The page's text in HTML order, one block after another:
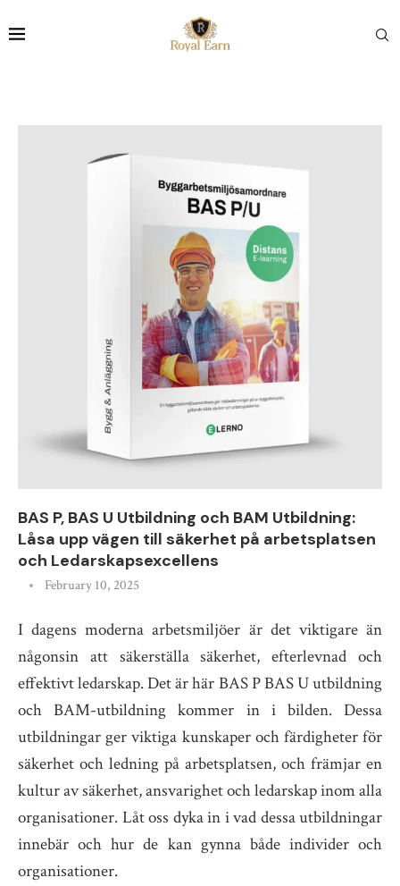
BAS P, BAS U Utbildning och BAM Utbildning:
Låsa upp vägen till säkerhet på arbetsplatsen
och Ledarskapsexcellens
February 10, 2025
I dagens moderna arbetsmiljöer är det viktigare än
någonsin att säkerställa säkerhet, efterlevnad och
effektivt ledarskap. Det är här BAS P BAS U utbildning
och BAM-utbildning kommer in i bilden. Dessa
utbildningar ger viktiga kunskaper och färdigheter för
säkerhet och ledning på arbetsplatsen, och främjar en
kultur av säkerhet, ansvarighet och ledarskap inom alla
organisationer. Låt oss dyka in i vad dessa utbildningar
innebär och hur de kan gynna både individer och
organisationer.